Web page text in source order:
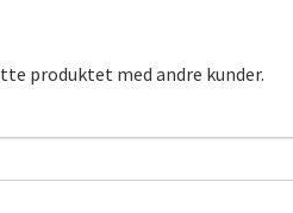
produktet med andre kunder.